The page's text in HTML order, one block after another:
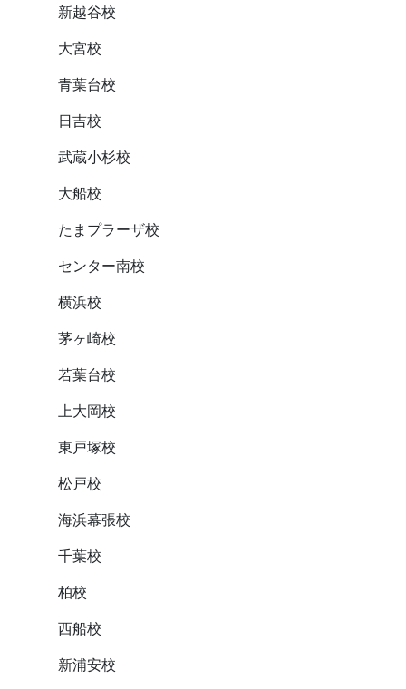
新越谷校
大宮校
青葉台校
日吉校
武蔵小杉校
大船校
たまプラーザ校
センター南校
横浜校
茅ヶ崎校
若葉台校
上大岡校
東戸塚校
松戸校
海浜幕張校
千葉校
柏校
西船校
新浦安校